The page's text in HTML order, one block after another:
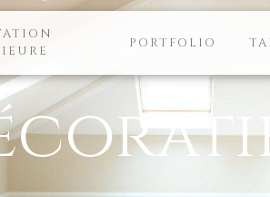
PORTFOLIO